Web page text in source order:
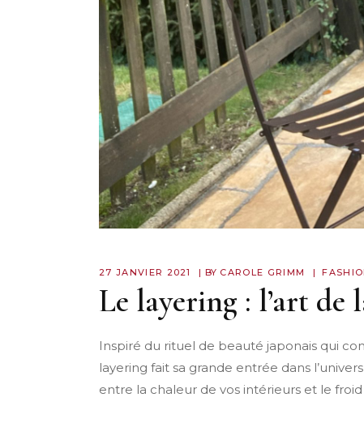
27 JANVIER 2021 BY CAROLE GRIMM
Le layering : l’art de
Inspiré du rituel de beauté japonais qui
layering fait sa grande entrée dans
entre la chaleur de vos intérieurs et le